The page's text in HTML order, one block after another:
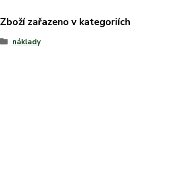
Zboží zařazeno v kategoriích
náklady